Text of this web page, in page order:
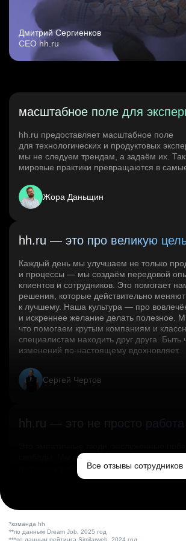
Дмитрий Сергиенков
CEO hh.ru
масштабное поле для
hh.ru предоставляет масштабное поле
для технологических и продуктовых
мы не следуем трендам, а задаём их.
мировые практики превращаются в
Жора Даньщин
hh.ru — это про великую
Каждый день мы улучшаем не только
и процессы — мы создаём передовой
клиентов и сотрудников. Это помогает
решения, которые действительно
к лучшему. Наша культура — про
и искреннее желание делать полезное.
что помогаем крутым компаниям и
специалистам находить друг друга. Быть
изменений по‑настоящему вдохновляет.
Сергей Чертов
hh.ru — это не просто работа
свободы. Мы помогаем миру и создаём
по поиску работы в стране.Все отзывы сотрудников
*команда hh
**по данным Dream Job, 2025 год
***по данным рейтинга Similarweb, 2024 год